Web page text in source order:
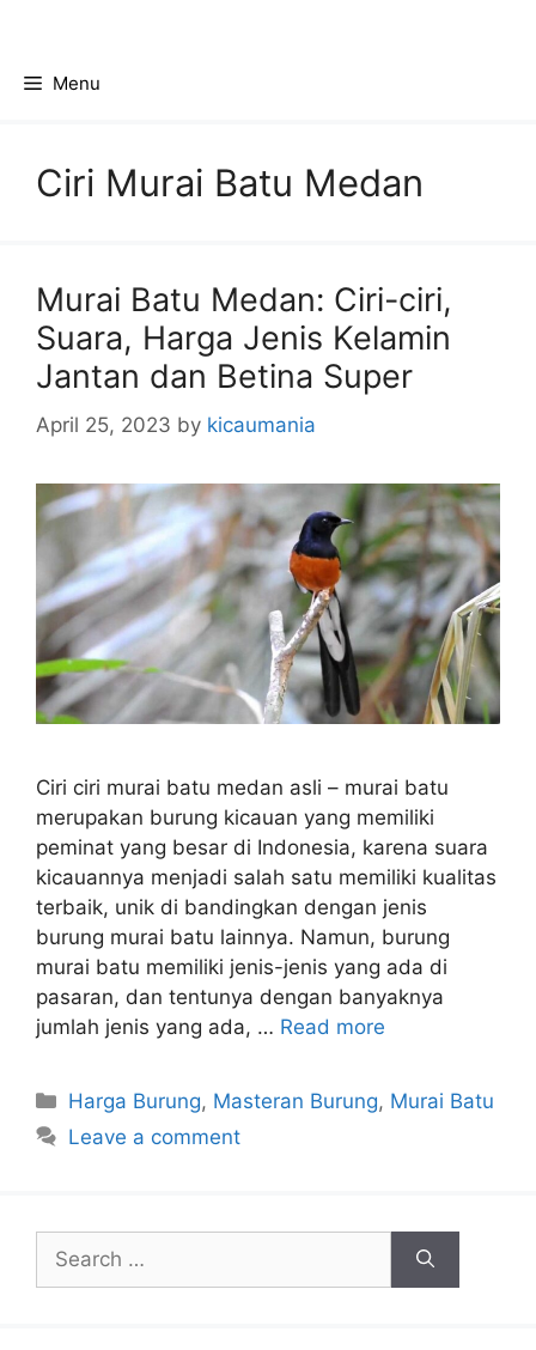
contentMenu
Ciri Murai Batu Medan
Murai Batu Medan: Ciri-ciri,
Suara, Harga Jenis Kelamin
Jantan dan Betina Super
April 25, 2023 by kicaumania
Ciri ciri murai batu medan asli – murai batu
merupakan burung kicauan yang memiliki
peminat yang besar di Indonesia, karena suara
kicauannya menjadi salah satu memiliki kualitas
terbaik, unik di bandingkan dengan jenis
burung murai batu lainnya. Namun, burung
murai batu memiliki jenis-jenis yang ada di
pasaran, dan tentunya dengan banyaknya
jumlah jenis yang ada, … Read more
Categories
Harga Burung, Masteran Burung, Murai Batu
Leave a comment
Search
for: